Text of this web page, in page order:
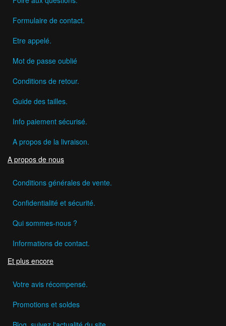
Formulaire de contact.
Etre appelé.
Mot de passe oublié
Conditions de retour.
Guide des tailles.
Info paiement sécurisé.
A propos de la livraison.
A propos de nous
Conditions générales de vente.
Confidentialité et sécurité.
Qui sommes-nous ?
Informations de contact.
Et plus encore
Votre avis récompensé.
Promotions et soldes